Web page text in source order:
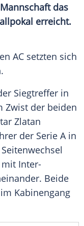
das
erreicht.
AC setzten sich
Siegtreffer in
Zwist der beiden
Zlatan
der Serie A in
mit Inter-
Beide
Kabinengang